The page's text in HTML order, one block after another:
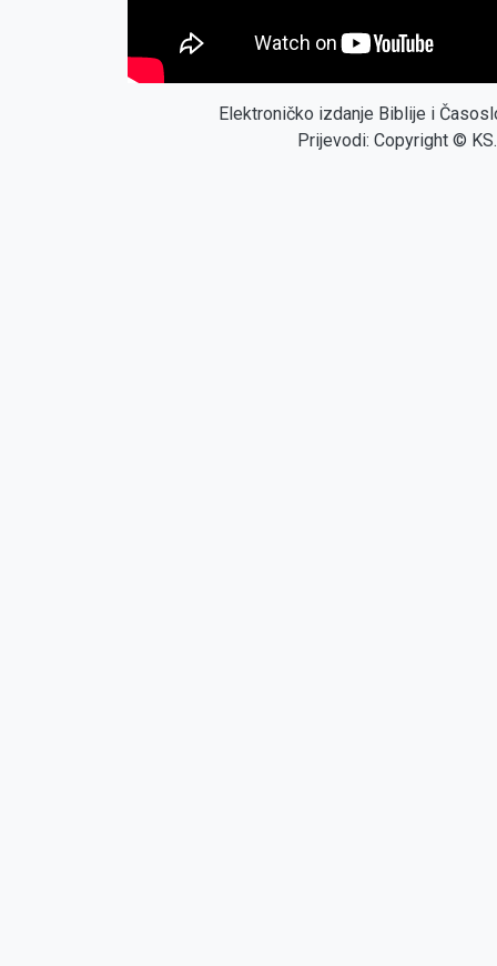
Elektroničko izdanje Biblije i
Prijevodi: Copyright ©